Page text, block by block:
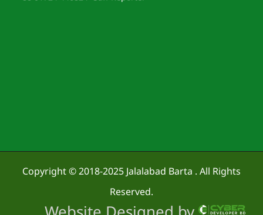
Copyright © 2018-2025Jalalabad Barta . All Rights
Reserved.